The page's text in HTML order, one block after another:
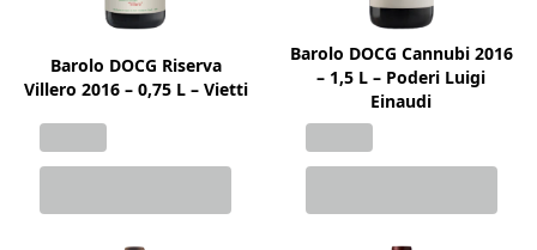
Barolo DOCG Riserva
Villero 2016 – 0,75 L – Vietti
Barolo DOCG Cannubi 2016
– 1,5 L – Poderi Luigi
Einaudi